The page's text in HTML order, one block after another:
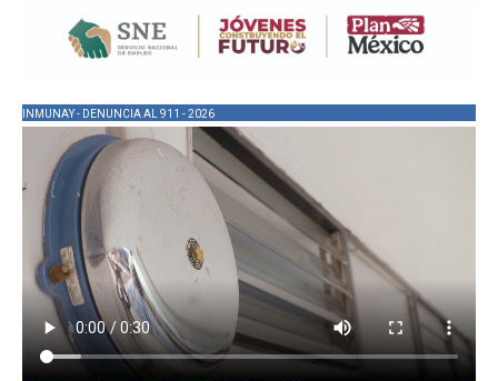
INMUNAY - DENUNCIA AL 911 - 2026